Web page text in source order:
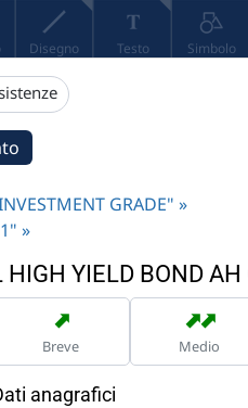
GRADE" »
»
YIELD BOND AH
➡
Breve
➡
➡
Medio
anagrafici